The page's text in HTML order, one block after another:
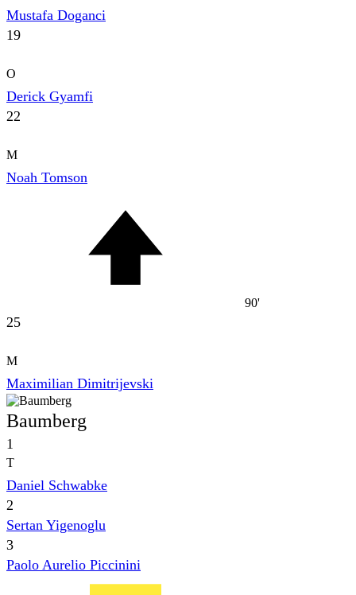
Mustafa Doganci
19
O
Derick Gyamfi
22
M
Noah Tomson
90'
25
M
Maximilian Dimitrijevski
Baumberg
1
T
Daniel Schwabke
2
Sertan Yigenoglu
3
Paolo Aurelio Piccinini